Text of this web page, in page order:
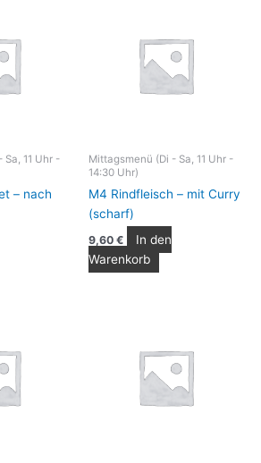
11 Uhr -
– nach
Mittagsmenü (Di - Sa, 11 Uhr -
14:30 Uhr)
M4 Rindfleisch – mit Curry
(scharf)
9,60 €
In den
Warenkorb